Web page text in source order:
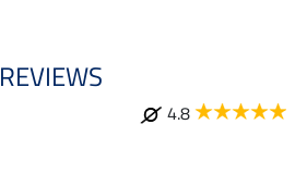
REVIEWS
4.8